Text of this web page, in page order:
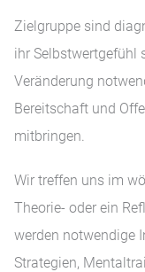
Zielgruppe sind
ihr Selbstwertgefühl
Veränderung
Bereitschaft und
mitbringen.
Wir treffen uns im
Theorie- oder ein
werden notwendige
Strategien,